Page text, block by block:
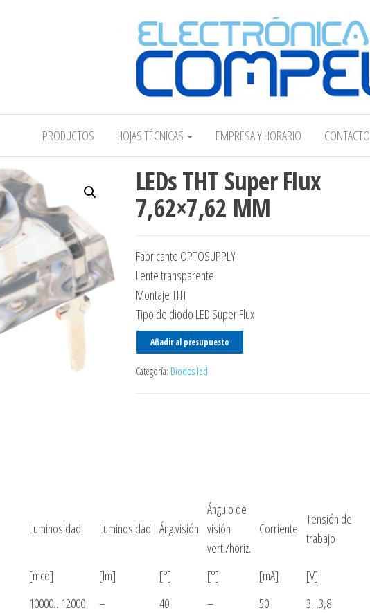
COMPEL Electrónica COMPEL
PRODUCTOS HOJAS TÉCNICAS EMPRESA Y HORARIO CONTACTO
LEDs THT Super Flux
7,62×7,62 MM
Fabricante OPTOSUPPLY
Lente transparente
Montaje THT
Tipo de diodo LED Super Flux
Añadir al presupuesto
Categoría: Diodos led
Luminosidad Luminosidad Áng.visión
Ángulo de
visión
vert./horiz.
Corriente
Tensión de
trabajo
[mcd] [lm] [°] [°] [mA]
[V]
10000…12000 – 40 – 50
3…3,8